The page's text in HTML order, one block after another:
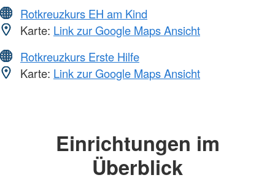
Rotkreuzkurs EH am Kind
Karte: Link zur Google Maps Ansicht
Rotkreuzkurs Erste Hilfe
Karte: Link zur Google Maps Ansicht
Einrichtungen im
Überblick